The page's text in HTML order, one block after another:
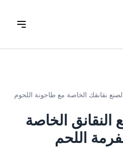
النقانق الخاصة
اللحم